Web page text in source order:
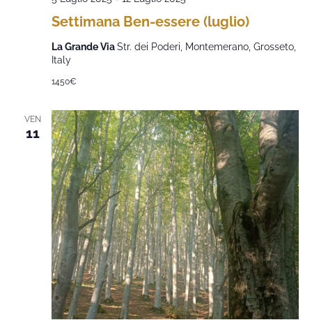
Settimana Ben-essere (luglio)
La Grande ViaStr. dei Poderi, Montemerano, Grosseto,
Italy
1450€
VEN
11